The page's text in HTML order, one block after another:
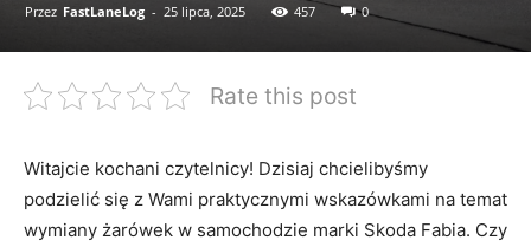
Przez FastLaneLog - 25 lipca, 2025 457 0
Rate this post
Witajcie kochani czytelnicy! Dzisiaj chcielibyśmy
podzielić się z‍ Wami praktycznymi wskazówkami na temat
wymiany żarówek ⁢w samochodzie marki Skoda Fabia.‍ Czy